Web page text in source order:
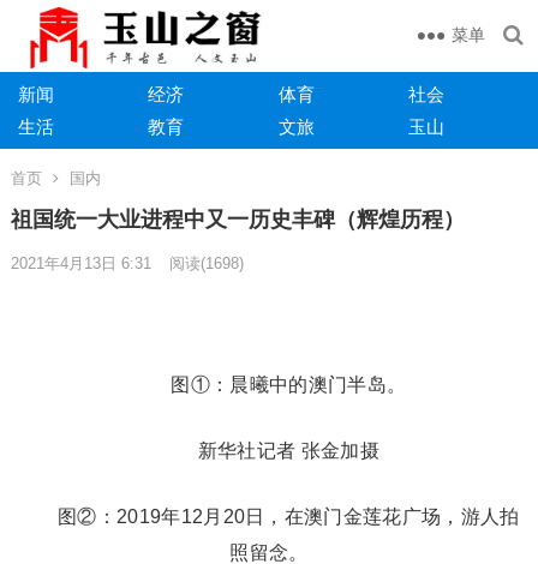
菜单
新闻 经济 体育
社会
生活
教育 文旅 玉山
首页 国内
祖国统一大业进程中又一历史丰碑（辉煌历程）
2021年4月13日 6:31 阅读(1698)
图①：晨曦中的澳门半岛。
新华社记者 张金加摄
图②：2019年12月20日，在澳门金莲花广场，游人拍
照留念。